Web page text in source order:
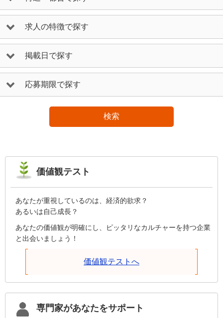
求人の特徴で探す
掲載日で探す
応募期限で探す
検索
価値観テスト
あなたが重視しているのは、経済的欲求？
あるいは自己成長？
あなたの価値観が明確にし、ピッタリなカルチャーを持つ企業
と出会いましょう！
価値観テストへ
専門家があなたをサポート